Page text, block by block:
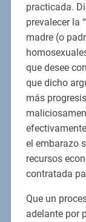
practicada.
prevalecer la
madre (o
que desee
que dicho
más
el embarazo
recursos
contratada
Que un
adelante por